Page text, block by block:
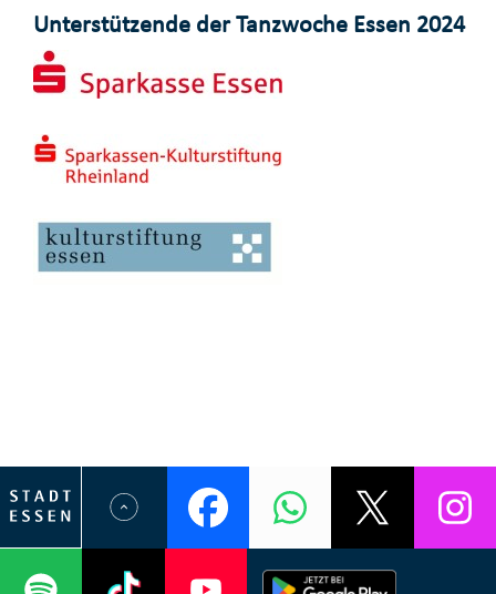
Unterstützende der Tanzwoche Essen 2024